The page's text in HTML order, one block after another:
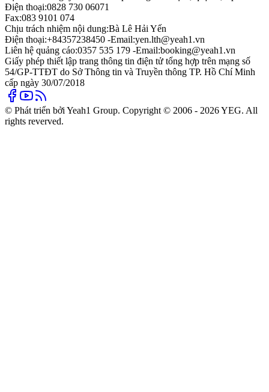
Điện thoại:0828 730 06071
Fax:083 9101 074
Chịu trách nhiệm nội dung:Bà Lê Hải Yến
Điện thoại:+84357238450 -Email:yen.lth@yeah1.vn
Liên hệ quảng cáo:0357 535 179 -Email:booking@yeah1.vn
Giấy phép thiết lập trang thông tin điện tử tổng hợp trên mạng số
54/GP-TTĐT do Sở Thông tin và Truyền thông TP. Hồ Chí Minh
cấp ngày 30/07/2018
© Phát triển bởi Yeah1 Group. Copyright © 2006 - 2026 YEG. All
rights reverved.